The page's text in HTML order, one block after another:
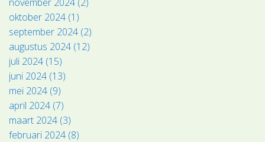
oktober 2024 (1)
september 2024 (2)
augustus 2024 (12)
juli 2024 (15)
juni 2024 (13)
mei 2024 (9)
april 2024 (7)
maart 2024 (3)
februari 2024 (8)